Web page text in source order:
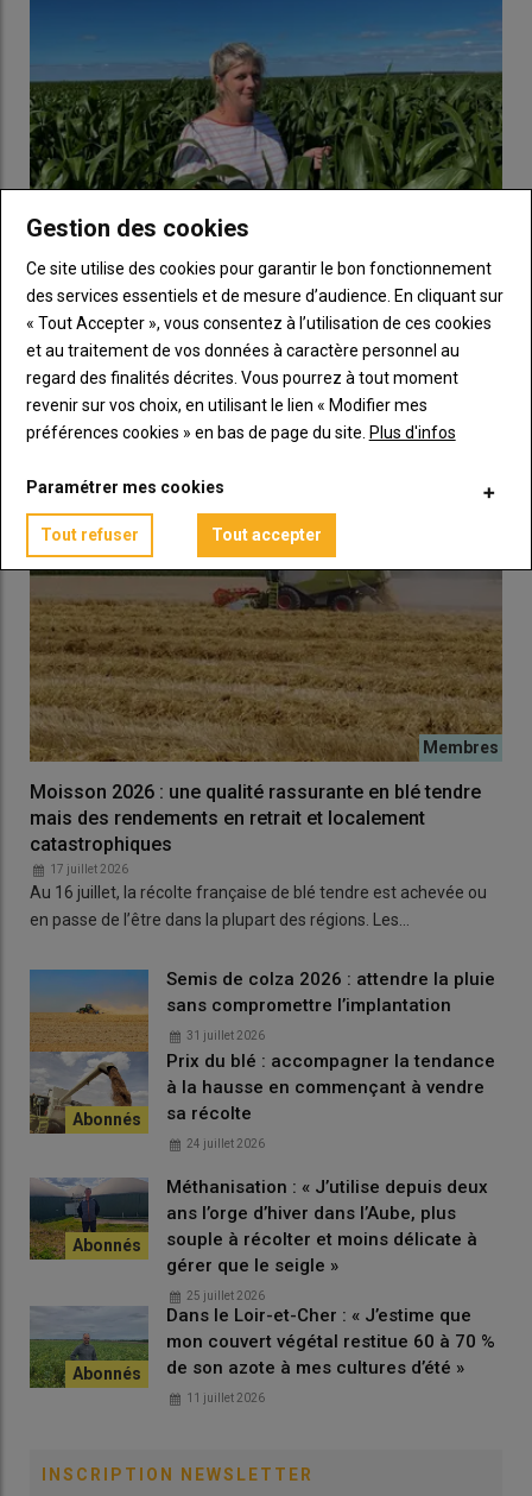
il y a une dizaine d’années pour
m’aider à réduire l’usage de produits phyto. L’
hors herbicide
a bien baissé mais pas celuiherbicide(hormis pour le
glyphosate). En culture, j’évite de prendre trop de risque sur le
contrôle desadventices
Témoignage | Jean-Bernard Lozier : « je me suis
changeant mon système »
135 hectares : blé tendre (40), orge de printemps (30), orge
d’hiver (20), colza (25), pois de printemps (10), tournesol. Sols
superficiels argilo-calcaires caillouteux. Double actif.
Chaulage : « Je dépense 62 €/ha d'apport de dolomie
tous les deux ans par parcelle sur des sols sableux
des Landes où le pH peut baisser rapidement »
22 juillet 2026
Éloïse Thirouin est à la tête d'une exploitation de 400 hectares
à Ychoux (Landes). Ses terres sableuses à tendance acide l'…
Moisson 2026 : une qualité rassurante en blé tendre
mais des rendements en retrait et localement
catastrophiques
17 juillet 2026
Au 16 juillet, la récolte française de blé tendre est achevée ou
en passe de l’être dans la plupart des régions. Les…
Semis de colza 2026 : attendre la pluie
sans compromettre l’implantation
31 juillet 2026
Prix du blé : accompagner la tendance
à la hausse en commençant à vendre
sa récolte
24 juillet 2026
Méthanisation : « J’utilise depuis deux
ans l’orge d’hiver dans l’Aube, plus
souple à récolter et moins délicate à
gérer que le seigle »
25 juillet 2026
Dans le Loir-et-Cher : « J’estime que
mon couvert végétal restitue 60 à 70 %
de son azote à mes cultures d’été »
11 juillet 2026
INSCRIPTION NEWSLETTER
Gestion des cookies
Ce site utilise des cookies pour garantir le bon fonctionnement
des services essentiels et de mesure d’audience. En cliquant sur
« Tout Accepter », vous consentez à l’utilisation de ces cookies
et au traitement de vos données à caractère personnel au
regard des finalités décrites. Vous pourrez à tout moment
revenir sur vos choix, en utilisant le lien « Modifier mes
préférences cookies » en bas de page du site. Plus d'infos
Paramétrer mes cookies
Tout refuser Tout accepter